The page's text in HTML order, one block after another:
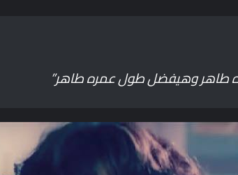
طاهر وهيفضل طول عمره طاهر”